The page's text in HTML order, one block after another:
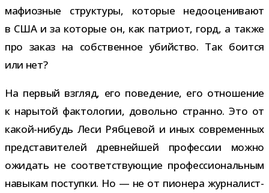
мафи­оз­ные струк­туры, кото­рые недо­оце­ни­вают
в США и за кото­рые он, как пат­риот, горд, а также
про заказ на соб­ствен­ное убий­ство. Так боится
или нет?
На пер­вый взгляд, его пове­де­ние, его отно­ше­ние
к нары­той фак­то­ло­гии, довольно странно. Это от
какой-​нибудь Леси Рябцевой и иных совре­мен­ных
пред­ста­ви­те­лей древ­ней­шей про­фес­сии можно
ожи­дать не соот­вет­ству­ю­щие про­фес­си­о­наль­ным
навы­кам поступки. Но — не от пио­нера жур­на­лист­